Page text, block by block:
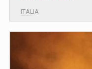
ITALIA